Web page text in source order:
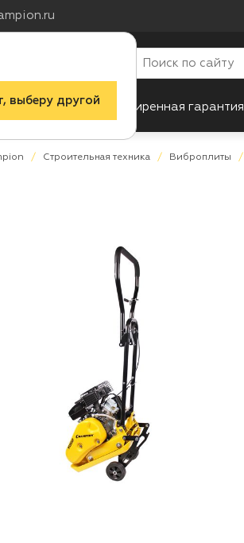
выберу другой
Новинки Расширенная гарантия
Строительная техника Виброплиты